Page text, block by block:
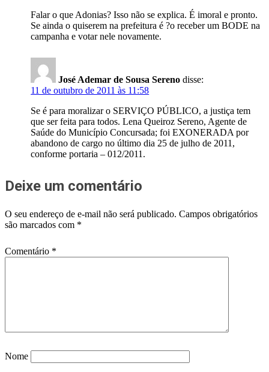
Falar o que Adonias? Isso não se explica. É imoral e pronto.
Se ainda o quiserem na prefeitura é ?o receber um BODE na
campanha e votar nele novamente.
José Ademar de Sousa Sereno disse:
11 de outubro de 2011 às 11:58
Se é para moralizar o SERVIÇO PÚBLICO, a justiça tem
que ser feita para todos. Lena Queiroz Sereno, Agente de
Saúde do Município Concursada; foi EXONERADA por
abandono de cargo no último dia 25 de julho de 2011,
conforme portaria – 012/2011.
Deixe um comentário
O seu endereço de e-mail não será publicado. Campos obrigatórios
são marcados com *
Comentário *
Nome